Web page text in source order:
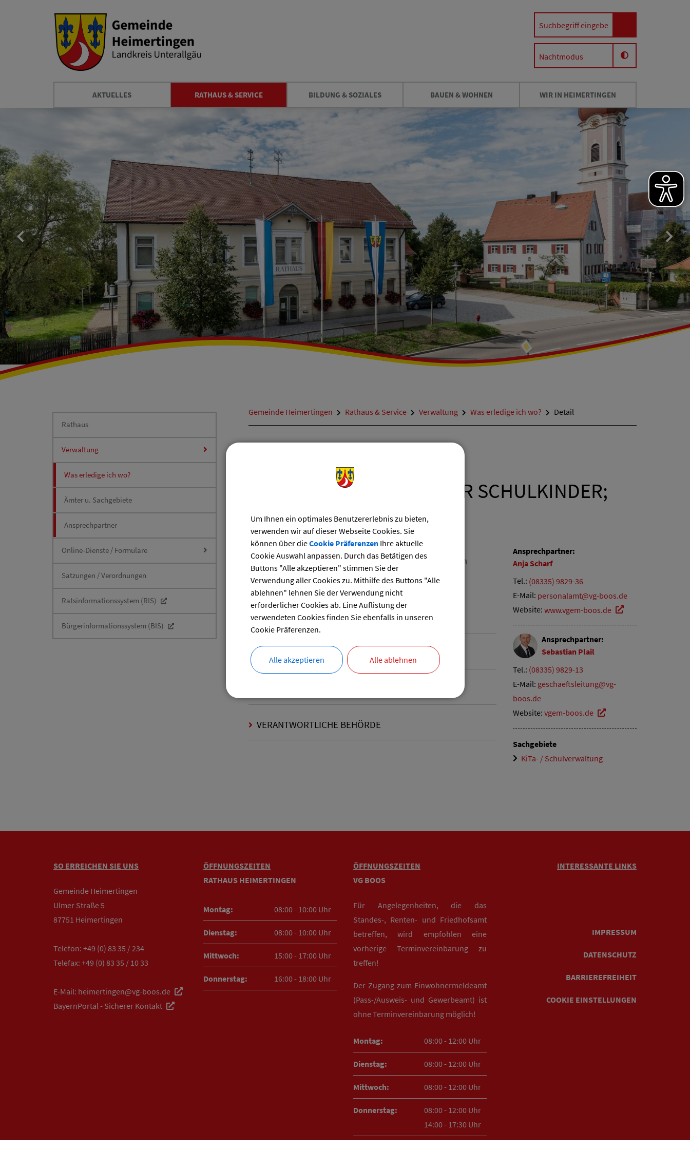
AKTUELLES RATHAUS & SERVICE BILDUNG & SOZIALES BAUEN & WOHNEN WIR IN HEIMERTINGEN
Nachtmodus
Rathaus
Verwaltung
Was erledige ich wo?
Ämter u. Sachgebiete
Ansprechpartner
Online-Dienste / Formulare
Satzungen / Verordnungen
Ratsinformationssystem (RIS)
Bürgerinformationssystem (BIS)
Gemeinde Heimertingen Rathaus & Service Verwaltung Was erledige ich wo? Detail
MITTAGSBETREUUNG FÜR SCHULKINDER;
INFORMATIONEN
Die Mittagsbetreuung wird abhängig von Bedarf und regionalen
Gegebenheiten eingerichtet.
LANGBESCHREIBUNG
WEITERFÜHRENDE LINKS
VERANTWORTLICHE BEHÖRDE
Ansprechpartner:
Anja Scharf
Tel.: (08335) 9829-36
E-Mail: personalamt@vg-boos.de
Website: www.vgem-boos.de
Ansprechpartner:
Sebastian Plail
Tel.: (08335) 9829-13
E-Mail: geschaeftsleitung@vg-
boos.de
Website: vgem-boos.de
Sachgebiete
KiTa- / Schulverwaltung
SO ERREICHEN SIE UNS
Gemeinde Heimertingen
Ulmer Straße 5
87751 Heimertingen
Telefon: +49 (0) 83 35 / 234
Telefax: +49 (0) 83 35 / 10 33
E-Mail: heimertingen@vg-boos.de
BayernPortal - Sicherer Kontakt
ÖFFNUNGSZEITEN
RATHAUS HEIMERTINGEN
Montag: 08:00 - 10:00 Uhr
Dienstag: 08:00 - 10:00 Uhr
Mittwoch: 15:00 - 17:00 Uhr
Donnerstag: 16:00 - 18:00 Uhr
ÖFFNUNGSZEITEN
VG BOOS
Für Angelegenheiten, die das
Standes-, Renten- und Friedhofsamt
betreffen, wird empfohlen eine
vorherige Terminvereinbarung zu
treffen!
Der Zugang zum Einwohnermeldeamt
(Pass-/Ausweis- und Gewerbeamt) ist
ohne Terminvereinbarung möglich!
Montag: 08:00 - 12:00 Uhr
Dienstag: 08:00 - 12:00 Uhr
Mittwoch: 08:00 - 12:00 Uhr
Donnerstag:
08:00 - 12:00 Uhr
14:00 - 17:30 Uhr
INTERESSANTE LINKS
IMPRESSUM
DATENSCHUTZ
BARRIEREFREIHEIT
COOKIE EINSTELLUNGEN
Um Ihnen ein optimales Benutzererlebnis zu bieten,
verwenden wir auf dieser Webseite Cookies. Sie
können über dieCookie PräferenzenIhre aktuelle
Cookie Auswahl anpassen. Durch das Betätigen des
Buttons "Alle akzeptieren" stimmen Sie der
Verwendung aller Cookies zu. Mithilfe des Buttons "Alle
ablehnen" lehnen Sie der Verwendung nicht
erforderlicher Cookies ab. Eine Auflistung der
verwendeten Cookies finden Sie ebenfalls in unseren
Cookie Präferenzen.
Alle akzeptieren Alle ablehnen